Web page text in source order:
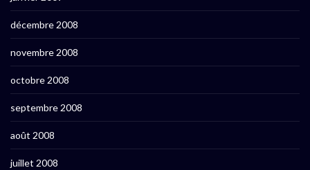
décembre 2008
novembre 2008
octobre 2008
septembre 2008
août 2008
juillet 2008